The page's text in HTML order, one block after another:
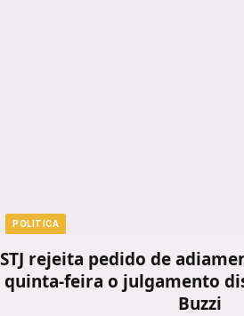
POLITICA
STJ rejeita pedido de
quinta-feira o julgamento
Buzzi